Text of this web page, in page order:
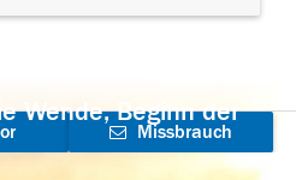
Wende, Beginn der
Missbrauch